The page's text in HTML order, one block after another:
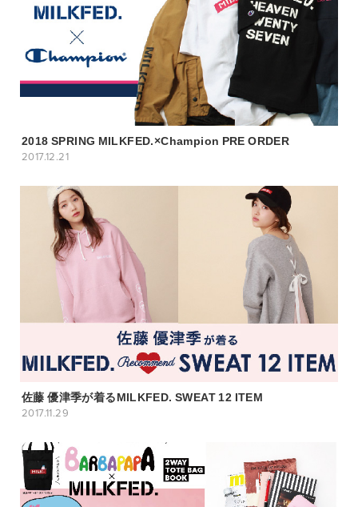
2018 SPRING MILKFED.×Champion PRE ORDER
2017.12.21
佐藤 優津季が着るMILKFED. SWEAT 12 ITEM
2017.11.29